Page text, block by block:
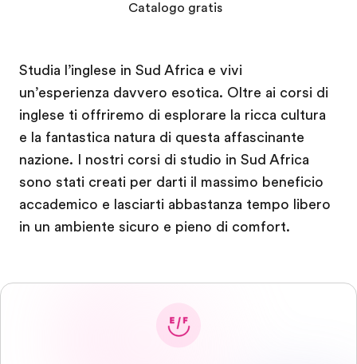
Studia l’inglese in Sud Africa e vivi
un’esperienza davvero esotica. Oltre ai corsi di
inglese ti offriremo di esplorare la ricca cultura
e la fantastica natura di questa affascinante
nazione. I nostri corsi di studio in Sud Africa
sono stati creati per darti il massimo beneficio
accademico e lasciarti abbastanza tempo libero
in un ambiente sicuro e pieno di comfort.
Catalogo gratis